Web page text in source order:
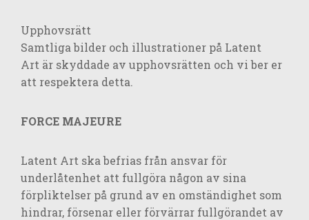
Upphovsrätt
Samtliga bilder och illustrationer på Latent
Art är skyddade av upphovsrätten och vi ber er
att respektera detta.
FORCE MAJEURE
Latent Art ska befrias från ansvar för
underlåtenhet att fullgöra någon av sina
förpliktelser på grund av en omständighet som
hindrar, försenar eller förvärrar fullgörandet av